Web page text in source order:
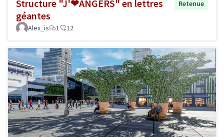
Structure "J'❤ANGERS" en lettres
géantes
Retenue
Alex_is 1 12